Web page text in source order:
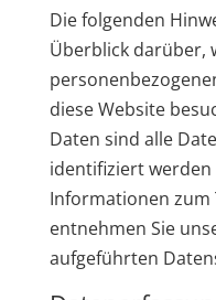
Die folgenden
Überblick darüber,
diese Website
Daten sind alle
identifiziert
Informationen zum
entnehmen Sie
aufgeführten